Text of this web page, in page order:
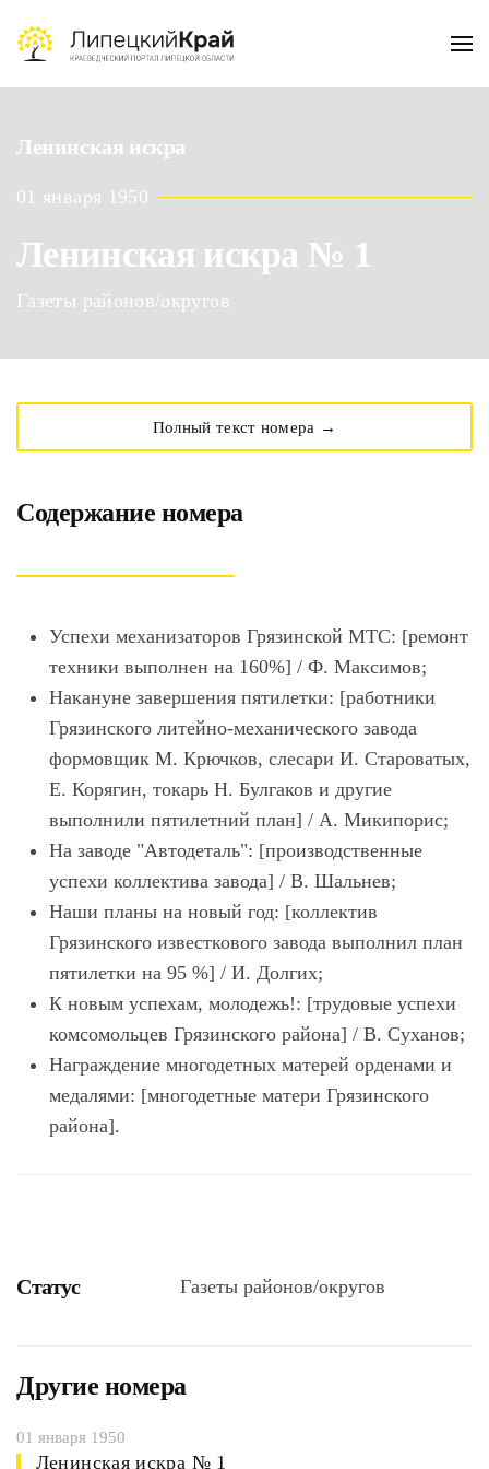
Skip to main content
Ленинская искра
01 января 1950
Ленинская искра № 1
Газеты районов/округов
Полный текст номера →
Содержание номера
Успехи механизаторов Грязинской МТС: [ремонт
техники выполнен на 160%] / Ф. Максимов;
Накануне завершения пятилетки: [работники
Грязинского литейно-механического завода
формовщик М. Крючков, слесари И. Староватых,
Е. Корягин, токарь Н. Булгаков и другие
выполнили пятилетний план] / А. Микипорис;
На заводе "Автодеталь": [производственные
успехи коллектива завода] / В. Шальнев;
Наши планы на новый год: [коллектив
Грязинского известкового завода выполнил план
пятилетки на 95 %] / И. Долгих;
К новым успехам, молодежь!: [трудовые успехи
комсомольцев Грязинского района] / В. Суханов;
Награждение многодетных матерей орденами и
медалями: [многодетные матери Грязинского
района].
Статус Газеты районов/округов
Другие номера
01 января 1950
Ленинская искра № 1